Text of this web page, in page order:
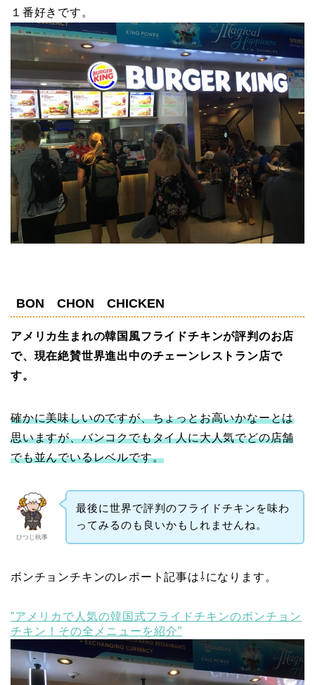
１番好きです。
BON CHON CHICKEN
アメリカ生まれの韓国風フライドチキンが評判のお店
で、現在絶賛世界進出中のチェーンレストラン店で
す。
確かに美味しいのですが、ちょっとお高いかなーとは
思いますが、バンコクでもタイ人に大人気でどの店舗
でも並んでいるレベルです。
ひつじ執事
最後に世界で評判のフライドチキンを味わ
ってみるのも良いかもしれませんね。
ボンチョンチキンのレポート記事は⇩になります。
”アメリカで人気の韓国式フライドチキンのボンチョン
チキン！その全メニューを紹介”